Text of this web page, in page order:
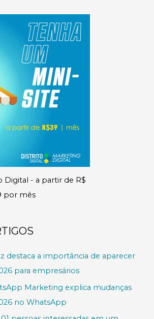
Digital - a partir de R$
por mês
destaca a importância de aparecer
para empresários
Marketing explica mudanças
no WhatsApp